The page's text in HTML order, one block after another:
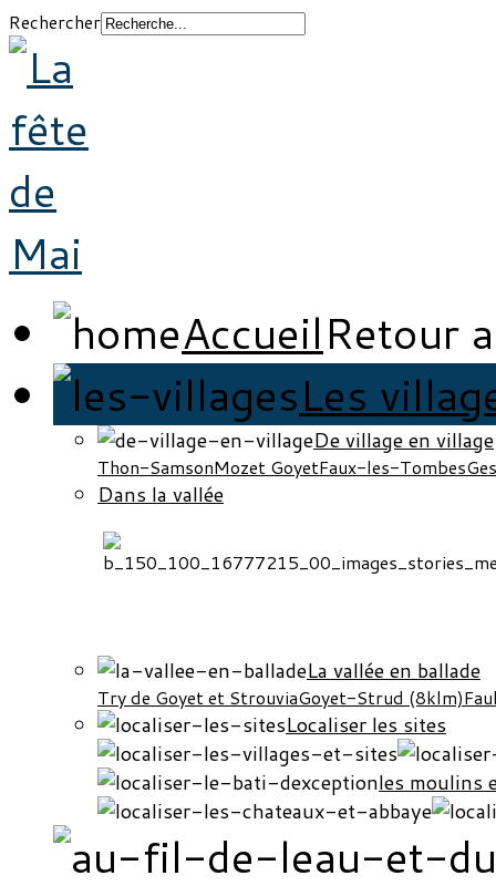
Rechercher
AccueilRetour
Les
De village en village
Thon-SamsonMozet GoyetFaux-les-Tombes
Dans la vallée
La vallée en ballade
Try de Goyet et StrouviaGoyet-Strud (8klm)
Localiser les sites
les moulins